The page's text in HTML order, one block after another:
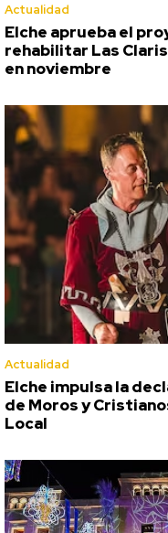
Actualidad
Elche aprueba el
rehabilitar Las
en noviembre
Actualidad
Elche impulsa la
de Moros y
Local